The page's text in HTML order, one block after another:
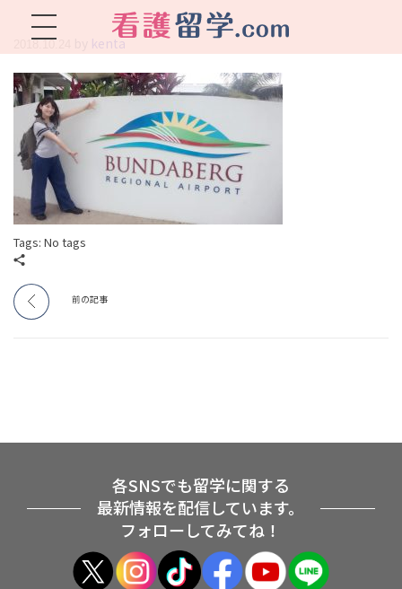
kenta
Tags: No tags
前の記事
各SNSでも留学に関する
最新情報を配信しています。
フォローしてみてね！